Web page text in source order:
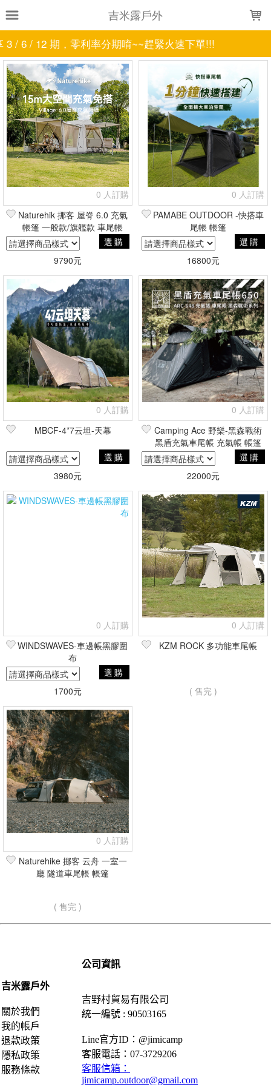
吉米露戶外
6 / 12 期，零利率分期唷~~趕緊火速下單!!!
銷售件數 銷售價格
樣式尺寸篩選
全部樣式 黑 Extra Large(XL款)
沙色-200x200/2m
灰
白 卡其 一般款
S款
Normal (N款)
M款
全部尺寸 150D 銀膠
邊長180cm、周長460-560
邊長200cm、周長550-650
邊長230cm、周長610-710
邊長:150cm
邊長:170cm 邊長:200cm
現貨商品
篩選
0 人訂購
Naturehik 挪客 屋脊 6.0 充氣
帳篷 一般款/旗艦款 車尾帳
選購
9790元
0 人訂購
PAMABE OUTDOOR -快搭車
尾帳 帳篷
選購
16800元
0 人訂購
MBCF-4*7云坦-天幕
選購
3980元
0 人訂購
Camping Ace 野樂-黑森戰術
黑盾充氣車尾帳 充氣帳 帳篷
選購
22000元
0 人訂購
WINDSWAVES-車邊帳黑膠圍
布
選購
1700元
0 人訂購
KZM ROCK 多功能車尾帳
( 售完 )
0 人訂購
Naturehike 挪客 云舟 一室一
廳 隧道車尾帳 帳篷
( 售完 )